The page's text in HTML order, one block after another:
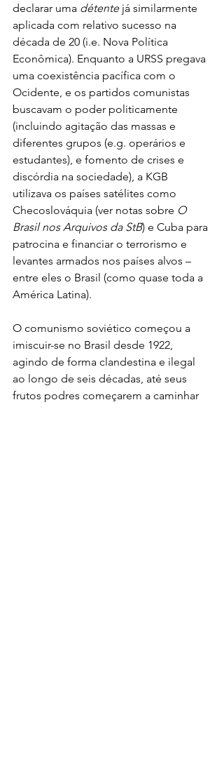
declarar uma détente já similarmente
aplicada com relativo sucesso na
década de 20 (i.e. Nova Política
Econômica). Enquanto a URSS pregava
uma coexistência pacífica com o
Ocidente, e os partidos comunistas
buscavam o poder politicamente
(incluindo agitação das massas e
diferentes grupos (e.g. operários e
estudantes), e fomento de crises e
discórdia na sociedade), a KGB
utilizava os países satélites como
Checoslováquia (ver notas sobre O
Brasil nos Arquivos da StB) e Cuba para
patrocina e financiar o terrorismo e
levantes armados nos países alvos –
entre eles o Brasil (como quase toda a
América Latina).
O comunismo soviético começou a
imiscuir-se no Brasil desde 1922,
agindo de forma clandestina e ilegal
ao longo de seis décadas, até seus
frutos podres começarem a caminhar